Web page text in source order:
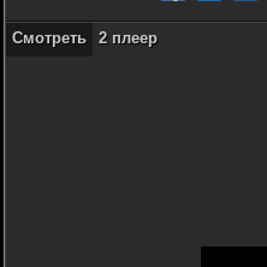
Смотреть 2 плеер